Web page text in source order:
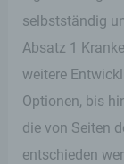
selbstständig
Absatz 1
weitere
Optionen, bis
die von Seiten
entschieden
jedem
Internetseite
des
wird. Ein
merkt sich
virtuellen